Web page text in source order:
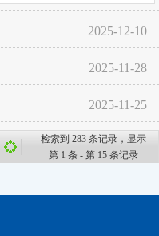
2025-12-10
2025-11-28
2025-11-25
检索到 283 条记录，显示
第 1 条 - 第 15 条记录